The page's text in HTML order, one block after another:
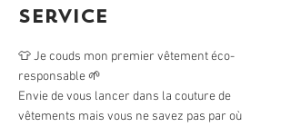
service
👕 Je couds mon premier vêtement éco-
responsable 🌱
Envie de vous lancer dans la couture de
vêtements mais vous ne savez pas par où